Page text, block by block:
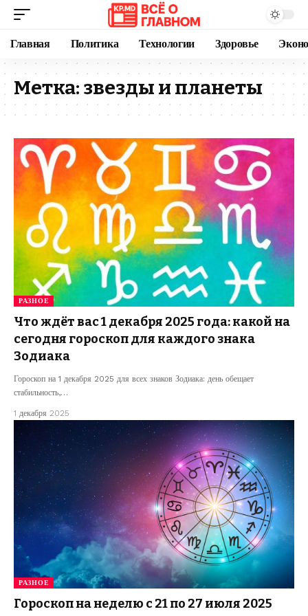
Главная Политика Технологии Здоровье
Метка: звезды и планеты
РАЗНОЕ
Что ждёт вас 1 декабря 2025 года: какой на
сегодня гороскоп для каждого знака
Зодиака
Гороскоп на 1 декабря 2025 для всех знаков Зодиака: день обещает
стабильность,…
1 декабря 2025
РАЗНОЕ
Гороскоп на неделю с 21 по 27 июля 2025